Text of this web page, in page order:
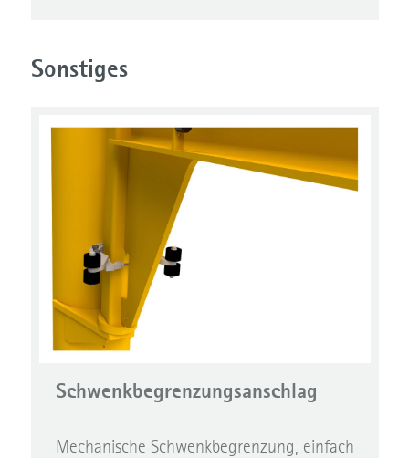
Sonstiges
Schwenkbegrenzungsanschlag
Mechanische Schwenkbegrenzung, einfach